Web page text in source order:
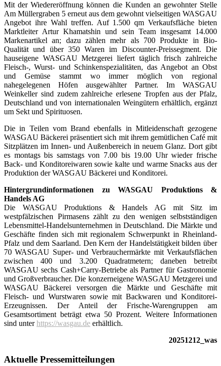
Mit der Wiedereröffnung können die Kunden an gewohnter Stelle
Am Müllergraben 5 erneut aus dem gewohnt vielseitigen WASGAU
Angebot ihre Wahl treffen. Auf 1.500 qm Verkaufsfläche bieten
Marktleiter Artur Khamatshin und sein Team insgesamt 14.000
Markenartikel an; dazu zählen mehr als 700 Produkte in Bio-
Qualität und über 350 Waren im Discounter-Preissegment. Die
hauseigene WASGAU Metzgerei liefert täglich frisch zahlreiche
Fleisch-, Wurst- und Schinkenspezialitäten, das Angebot an Obst
und Gemüse stammt wo immer möglich von regional
nahegelegenen Höfen ausgewählter Partner. Im WASGAU
Weinkeller sind zudem zahlreiche erlesene Tropfen aus der Pfalz,
Deutschland und von internationalen Weingütern erhältlich, ergänzt
um Sekt und Spirituosen.
Die in Teilen vom Brand ebenfalls in Mitleidenschaft gezogene
WASGAU Bäckerei präsentiert sich mit ihrem gemütlichen Café mit
Sitzplätzen im Innen- und Außenbereich in neuem Glanz. Dort gibt
es montags bis samstags von 7.00 bis 19.00 Uhr wieder frische
Back- und Konditoreiwaren sowie kalte und warme Snacks aus der
Produktion der WASGAU Bäckerei und Konditorei.
Hintergrundinformationen zu WASGAU Produktions &
Handels AG
Die WASGAU Produktions & Handels AG mit Sitz im
westpfälzischen Pirmasens zählt zu den wenigen selbstständigen
Lebensmittel-Handelsunternehmen in Deutschland. Die Märkte und
Geschäfte finden sich mit regionalem Schwerpunkt in Rheinland-
Pfalz und dem Saarland. Den Kern der Handelstätigkeit bilden über
70 WASGAU Super- und Verbrauchermärkte mit Verkaufsflächen
zwischen 400 und 3.200 Quadratmetern; daneben betreibt
WASGAU sechs Cash+Carry-Betriebe als Partner für Gastronomie
und Großverbraucher. Die konzerneigene WASGAU Metzgerei und
WASGAU Bäckerei versorgen die Märkte und Geschäfte mit
Fleisch- und Wurstwaren sowie mit Backwaren und Konditorei-
Erzeugnissen. Der Anteil der Frische-Warengruppen am
Gesamtsortiment beträgt etwa 50 Prozent. Weitere Informationen
sind unterhttps://wasgau.de erhältlich.
20251212_was
Seitenspalte
Aktuelle Pressemitteilungen